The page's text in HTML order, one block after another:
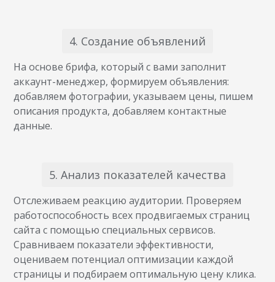
4. Создание объявлений
На основе брифа, который с вами заполнит
аккаунт-менеджер, формируем объявления:
добавляем фотографии, указываем цены, пишем
описания продукта, добавляем контактные
данные.
5. Анализ показателей качества
Отслеживаем реакцию аудитории. Проверяем
работоспособность всех продвигаемых страниц
сайта с помощью специальных сервисов.
Сравниваем показатели эффективности,
оцениваем потенциал оптимизации каждой
страницы и подбираем оптимальную цену клика.